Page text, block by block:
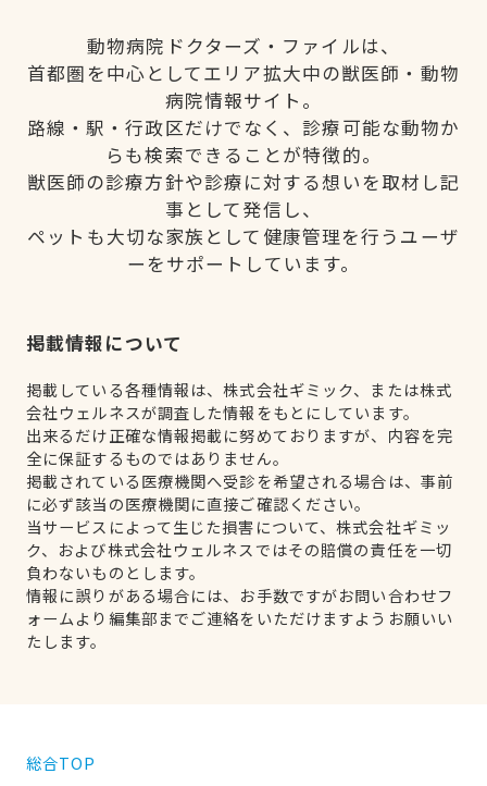
動物病院ドクターズ・ファイルは、
首都圏を中心としてエリア拡大中の獣医師・動物
病院情報サイト。
路線・駅・行政区だけでなく、診療可能な動物か
らも検索できることが特徴的。
獣医師の診療方針や診療に対する想いを取材し記
事として発信し、
ペットも大切な家族として健康管理を行うユーザ
ーをサポートしています。
掲載情報について
掲載している各種情報は、株式会社ギミック、または株式
会社ウェルネスが調査した情報をもとにしています。
出来るだけ正確な情報掲載に努めておりますが、内容を完
全に保証するものではありません。
掲載されている医療機関へ受診を希望される場合は、事前
に必ず該当の医療機関に直接ご確認ください。
当サービスによって生じた損害について、株式会社ギミッ
ク、および株式会社ウェルネスではその賠償の責任を一切
負わないものとします。
情報に誤りがある場合には、お手数ですがお問い合わせフ
ォームより編集部までご連絡をいただけますようお願いい
たします。
総合TOP